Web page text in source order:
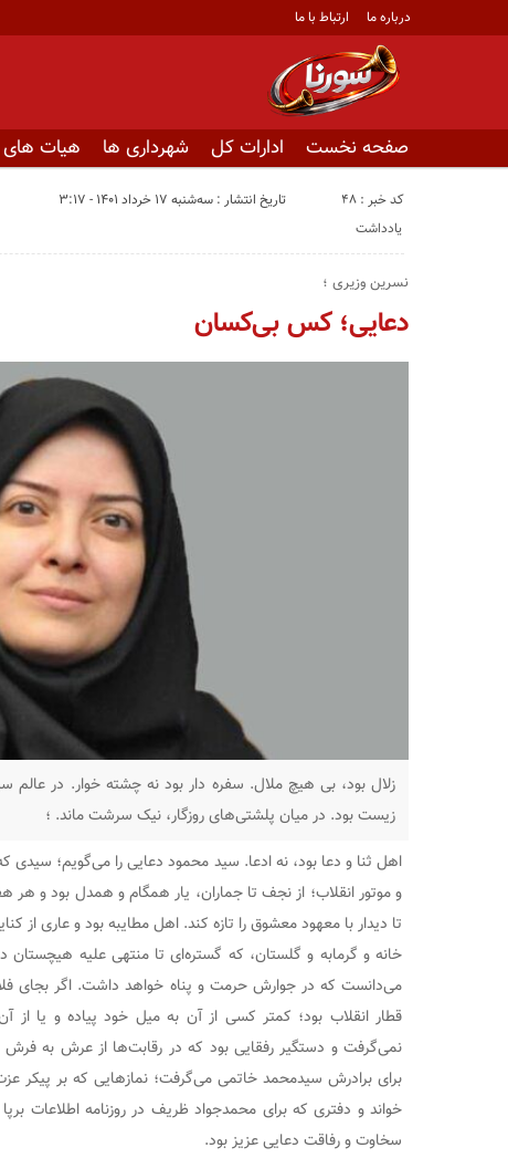
درباره ما ارتباط با ما
صفحه نخست ادارات کل شهرداری ها هیات
کد خبر : 48 تاریخ انتشار : سه‌شنبه ۱۷ خرداد ۱۴۰۱ - ۳:۱۷
یادداشت
نسرین وزیری ؛
دعایی؛ کس بی‌کسان
زلال بود، بی هیچ ملال. سفره دار بود نه چشته خوار. در عالم
زیست بود. در میان ‌پلشتی‌های روزگار، نیک سرشت ماند. ؛
اهل ثنا و دعا بود، نه ادعا. سید محمود دعایی را می‌گویم؛ سیدی
و موتور انقلاب؛ از نجف تا جماران، یار همگام و همدل بود
تا دیدار با معهود معشوق را تازه کند. اهل مطایبه بود و عاری از
خانه و گرمابه و گلستان، که گستره‌ای تا منتهی علیه هیچستان
می‌دانست که در جوارش حرمت و پناه خواهد داشت. اگر بجای
قطار انقلاب بود؛ کمتر کسی از آن به میل خود پیاده و یا
نمی‌گرفت و دستگیر رفقایی بود که در رقابت‌ها از عرش به فرش
برای برادرش سیدمحمد خاتمی می‌گرفت؛ نمازهایی که بر پیکر
خواند و دفتری که برای محمدجواد ظریف در روزنامه اطلاعات
سخاوت و رفاقت دعایی عزیز بود.